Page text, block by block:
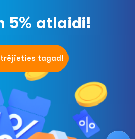
5% atlaidi!
tagad!